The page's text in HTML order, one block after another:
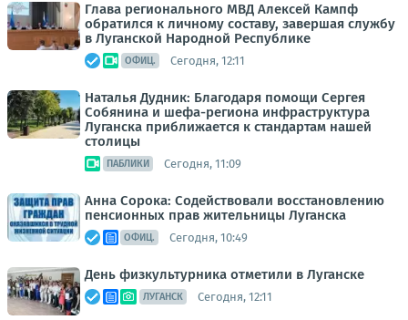
Глава регионального МВД Алексей Кампф
обратился к личному составу, завершая службу
в Луганской Народной Республике
ОФИЦ. Сегодня, 12:11
Наталья Дудник: Благодаря помощи Сергея
Собянина и шефа-региона инфраструктура
Луганска приближается к стандартам нашей
столицы
ПАБЛИКИ Сегодня, 11:09
Анна Сорока: Содействовали восстановлению
пенсионных прав жительницы Луганска
ОФИЦ. Сегодня, 10:49
День физкультурника отметили в Луганске
ЛУГАНСК Сегодня, 12:11